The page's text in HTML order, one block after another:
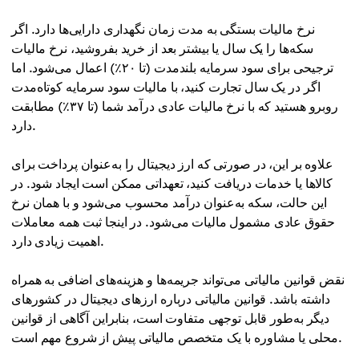
نرخ مالیات بستگی به مدت زمان نگهداری دارایی‌ها دارد. اگر
سکه‌ها را یک سال یا بیشتر بعد از خرید بفروشید، نرخ مالیات
ترجیحی برای سود سرمایه بلندمدت (تا ۲۰٪) اعمال می‌شود. اما
اگر در یک سال تجارت کنید، با مالیات سود سرمایه کوتاه‌مدت
روبرو هستید که با نرخ مالیات عادی درآمد شما (تا ۳۷٪) مطابقت
دارد.
علاوه بر این، در صورتی که ارز دیجیتال را به‌عنوان پرداخت برای
کالاها یا خدمات دریافت کنید، تعهداتی ممکن است ایجاد شود. در
این حالت، سکه به‌عنوان درآمد محسوب می‌شود و با همان نرخ
حقوق عادی مشمول مالیات می‌شود. در اینجا ثبت همه معاملات
اهمیت زیادی دارد.
نقض قوانین مالیاتی می‌تواند جریمه‌ها و هزینه‌های اضافی به همراه
داشته باشد. قوانین مالیاتی درباره ارزهای دیجیتال در کشورهای
دیگر به‌طور قابل توجهی متفاوت است، بنابراین آگاهی از قوانین
محلی یا مشاوره با یک متخصص مالیاتی پیش از شروع مهم است.